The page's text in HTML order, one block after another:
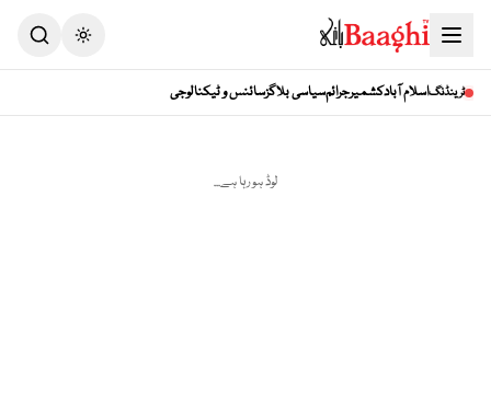
Toggle theme
ٹرینڈنگاسلام آبادکشمیرجرائمسیاسی بلاگزسائنس و ٹیکنالوجی
لوڈ ہو رہا ہے...